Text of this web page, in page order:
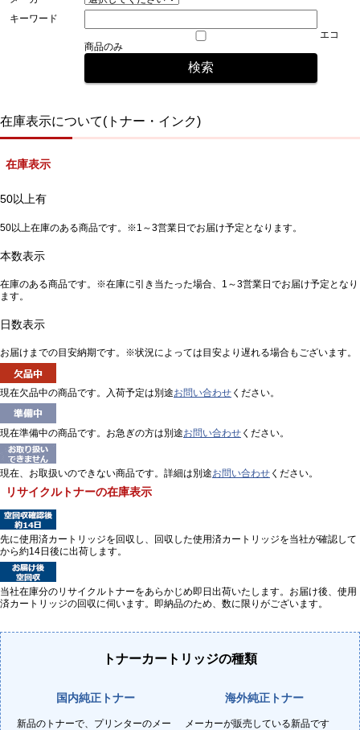
キーワード
エコ
商品のみ
在庫表示について(トナー・インク)
在庫表示
50以上有
50以上在庫のある商品です。※1～3営業日でお届け予定となります。
本数表示
在庫のある商品です。※在庫に引き当たった場合、1～3営業日でお届け予定となり
ます。
日数表示
お届けまでの目安納期です。※状況によっては目安より遅れる場合もございます。
現在欠品中の商品です。入荷予定は別途お問い合わせ ください。
現在準備中の商品です。お急ぎの方は別途お問い合わせ ください。
現在、お取扱いのできない商品です。詳細は別途お問い合わせ ください。
リサイクルトナーの在庫表示
先に使用済カートリッジを回収し、回収した使用済カートリッジを当社が確認して
から約14日後に出荷します。
当社在庫分のリサイクルトナーをあらかじめ即日出荷いたします。お届け後、使用
済カートリッジの回収に伺います。即納品のため、数に限りがございます。
トナーカートリッジの種類
国内純正トナー
新品のトナーで、プリンターのメー
海外純正トナー
メーカーが販売している新品です